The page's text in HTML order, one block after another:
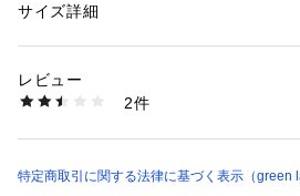
ローファー。
（サドル部分に設けられた楕円形の切
を下から入れ込むと固定されます）
る1足です。
性別：レディース
素材：-
洗濯：-
※詳しい洗濯方法については、商品の品質表
36316000000 （ショップ）
サイズ詳細
レビュー
2件
特定商取引に関する法律に基づく表示（green